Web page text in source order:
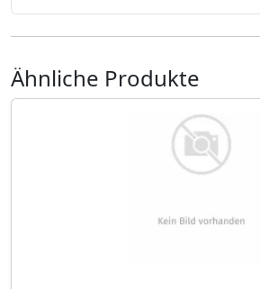
Ähnliche Produkte